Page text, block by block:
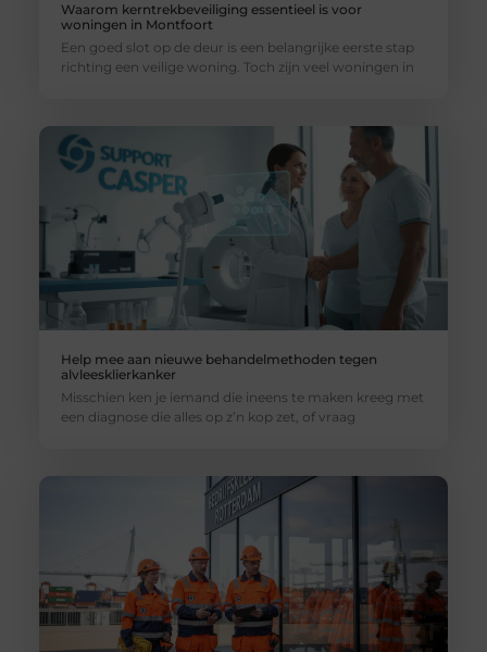
Waarom kerntrekbeveiliging essentieel is voor
woningen in Montfoort
Een goed slot op de deur is een belangrijke eerste stap
richting een veilige woning. Toch zijn veel woningen in
Help mee aan nieuwe behandelmethoden tegen
alvleesklierkanker
Misschien ken je iemand die ineens te maken kreeg met
een diagnose die alles op z’n kop zet, of vraag